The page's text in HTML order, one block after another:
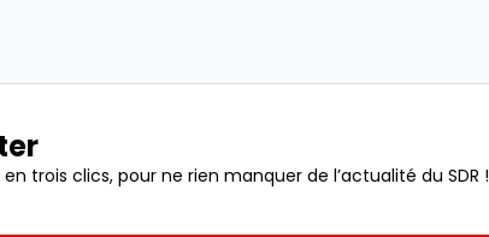
trois clics, pour ne rien manquer de l’actualité du SDR !